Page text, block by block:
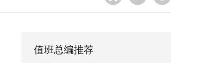
值班总编推荐